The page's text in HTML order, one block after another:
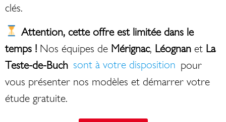
clés.
Attention, cette offre est limitée dans le
temps ! Nos équipes de Mérignac, Léognan et La
Teste-de-Buch sont à votre disposition pour
vous présenter nos modèles et démarrer votre
étude gratuite.